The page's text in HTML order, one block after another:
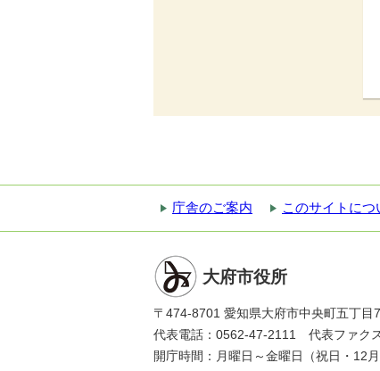
庁舎のご案内 このサイトにつ
大府市役所
〒474-8701 愛知県大府市中央町五丁目
代表電話：0562-47-2111 代表ファク
開庁時間：月曜日～金曜日（祝日・12